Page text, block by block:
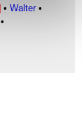
• Walter•
•